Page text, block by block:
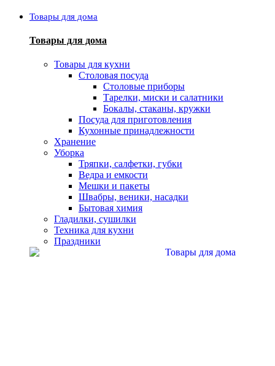
Товары для дома
Товары для дома
Товары для кухни
Столовая посуда
Столовые приборы
Тарелки, миски и салатники
Бокалы, стаканы, кружки
Посуда для приготовления
Кухонные принадлежности
Хранение
Уборка
Тряпки, салфетки, губки
Ведра и емкости
Мешки и пакеты
Швабры, веники, насадки
Бытовая химия
Гладилки, сушилки
Техника для кухни
Праздники